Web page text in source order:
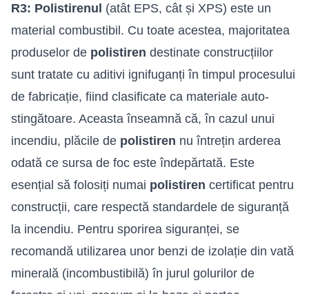
R3: Polistirenul (atât EPS, cât și XPS) este un
material combustibil. Cu toate acestea, majoritatea
produselor de polistiren destinate construcțiilor
sunt tratate cu aditivi ignifuganți în timpul procesului
de fabricație, fiind clasificate ca materiale auto-
stingătoare. Aceasta înseamnă că, în cazul unui
incendiu, plăcile de polistiren nu întrețin arderea
odată ce sursa de foc este îndepărtată. Este
esențial să folosiți numai polistiren certificat pentru
construcții, care respectă standardele de siguranță
la incendiu. Pentru sporirea siguranței, se
recomandă utilizarea unor benzi de izolație din vată
minerală (incombustibilă) în jurul golurilor de